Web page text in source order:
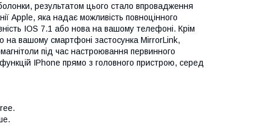
результатом цього стало впровадження
Apple, яка надає можливість повноцінного
IOS 7.1 або нова на вашому телефоні. Крім
на вашому смартфоні застосунка MirrorLink,
під час настроювання первинного
IPhone прямо з головного пристрою, серед